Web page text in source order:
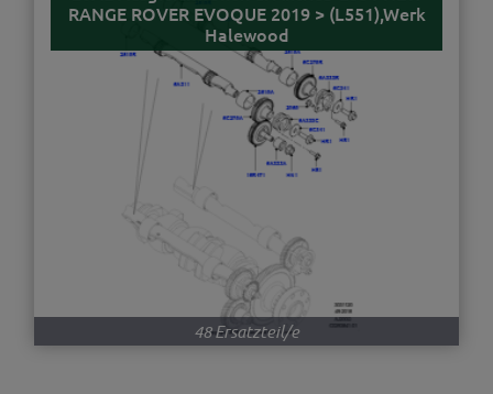
RANGE ROVER EVOQUE 2019 > (L551),Werk
Halewood
48 Ersatzteil/e